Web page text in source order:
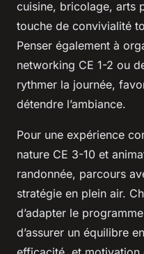
cuisine, bricolage, arts
touche de convivialité
Penser également à
networking CE 1-2 ou
rythmer la journée,
détendre l’ambiance.
Pour une expérience
nature CE 3-10 et
randonnée, parcours
stratégie en plein air.
d’adapter le
d’assurer un équilibre